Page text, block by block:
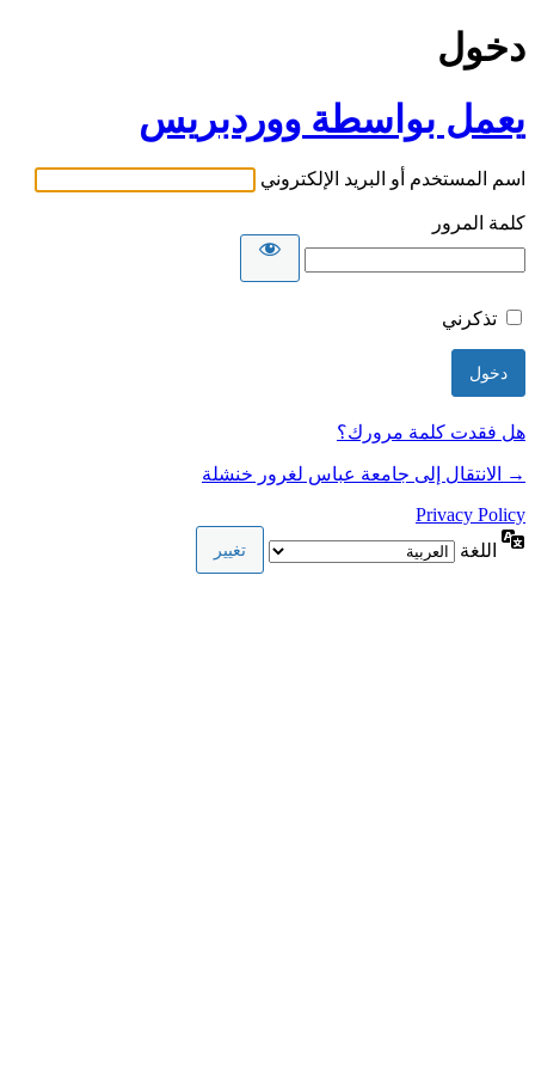
دخول
يعمل بواسطة ووردبريس
اسم المستخدم أو البريد الإلكتروني
كلمة المرور
تذكرني
هل فقدت كلمة مرورك؟
→ الانتقال إلى جامعة عباس لغرور خنشلة
Privacy Policy
اللغة